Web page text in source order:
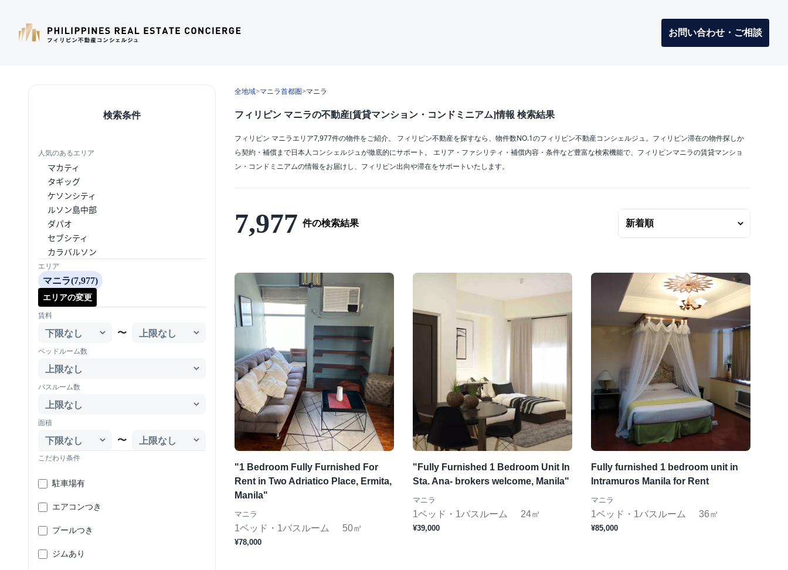
お問い合わせ・ご相談
検索条件
人気のあるエリア
マカティ
タギッグ
ケソンシティ
ルソン島中部
ダパオ
セブシティ
カラバルソン
エリア
マニラ(7,977)
エリアの変更
賃料
〜
ベッドルーム数
バスルーム数
面積
〜
こだわり条件
駐車場有
エアコンつき
プールつき
ジムあり
全地域>マニラ首都圏>マニラ
フィリピン マニラの不動産[賃貸マンション・コンドミニアム]情報 検索結果
フィリピン マニラエリア7,977件の物件をご紹介。 フィリピン不動産を探すなら、物件数NO.1のフィリピン不動産コンシェルジュ。フィリピン滞在の物件探しか
ら契約・補償まで日本人コンシェルジュが徹底的にサポート。 エリア・ファシリティ・補償内容・条件など豊富な検索機能で、フィリピンマニラの賃貸マンショ
ン・コンドミニアムの情報をお届けし、フィリピン出向や滞在をサポートいたします。
7,977 件の検索結果
"1 Bedroom Fully Furnished For
Rent in Two Adriatico Place, Ermita,
Manila"
マニラ
1ベッド・1バスルーム 50㎡
¥78,000
"Fully Furnished 1 Bedroom Unit In
Sta. Ana- brokers welcome, Manila"
マニラ
1ベッド・1バスルーム 24㎡
¥39,000
Fully furnished 1 bedroom unit in
Intramuros Manila for Rent
マニラ
1ベッド・1バスルーム 36㎡
¥85,000